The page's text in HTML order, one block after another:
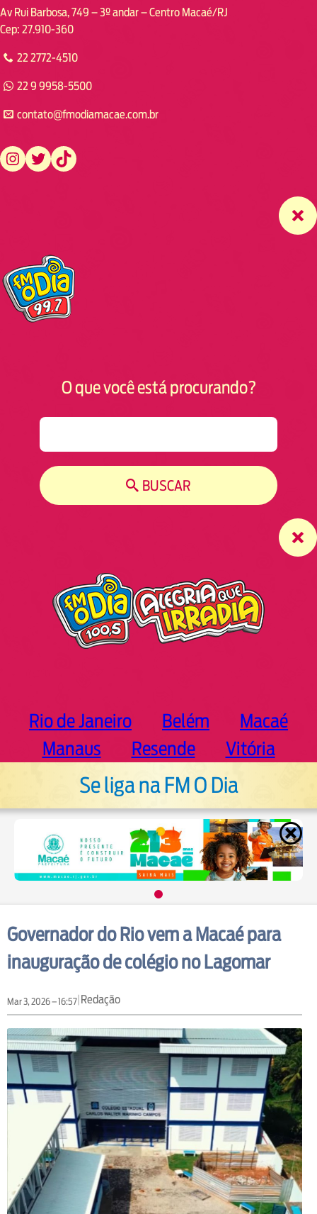
Av Rui Barbosa, 749 – 3º andar – Centro Macaé/RJ
Cep: 27.910-360
22 2772-4510
22 9 9958-5500
contato@fmodiamacae.com.br
https://www.instagram.com/fmodia.macae/ https://twitter.com/fmodia.macae/ https://www.tiktok.com/@fmodia.macae
O que você está procurando?
BUSCAR
Rio de Janeiro Belém
Macaé
Manaus
Resende Vitória
Se liga na FM O Dia
Governador do Rio vem a Macaé para
inauguração de colégio no Lagomar
Mar 3, 2026 – 16:57|Redação